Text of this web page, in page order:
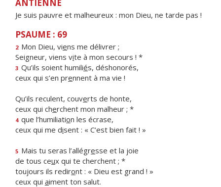
ANTIENNE
Je suis pauvre et malheureux : mon Dieu, ne tarde pas !
PSAUME : 69
2 Mon Dieu, viens me délivrer ;
Seigneur, viens vite à mon secours ! *
3 Qu’ils soient humiliés, déshonorés,
ceux qui s’en prennent à ma vie !
Qu’ils reculent, couverts de honte,
ceux qui cherchent mon malheur ; *
4 que l’humiliation les écrase,
ceux qui me disent : « C’est bien fait ! »
5 Mais tu seras l’allégresse et la joie
de tous ceux qui te cherchent ; *
toujours ils rediront : « Dieu est grand ! »
ceux qui aiment ton salut.